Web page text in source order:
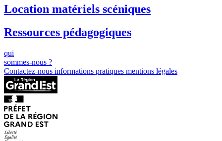
Location matériels scéniques
Ressources pédagogiques
qui
sommes-nous ?
Contactez-nous informations pratiques mentions légales